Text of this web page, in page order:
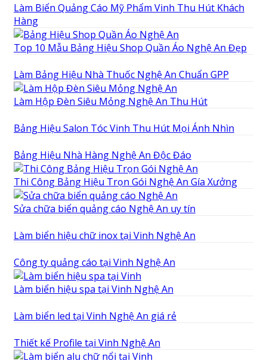
Làm Biển Quảng Cáo Mỹ Phẩm Vinh Thu Hút Khách
Hàng
Top 10 Mẫu Bảng Hiệu Shop Quần Áo Nghệ An Đẹp
Làm Bảng Hiệu Nhà Thuốc Nghệ An Chuẩn GPP
Làm Hộp Đèn Siêu Mỏng Nghệ An Thu Hút
Bảng Hiệu Salon Tóc Vinh Thu Hút Mọi Ánh Nhìn
Bảng Hiệu Nhà Hàng Nghệ An Độc Đáo
Thi Công Bảng Hiệu Trọn Gói Nghệ An Gía Xưởng
Sửa chữa biển quảng cáo Nghệ An uy tín
Làm biển hiệu chữ inox tại Vinh Nghệ An
Công ty quảng cáo tại Vinh Nghệ An
Làm biển hiệu spa tại Vinh Nghệ An
Làm biển led tại Vinh Nghệ An giá rẻ
Thiết kế Profile tại Vinh Nghệ An